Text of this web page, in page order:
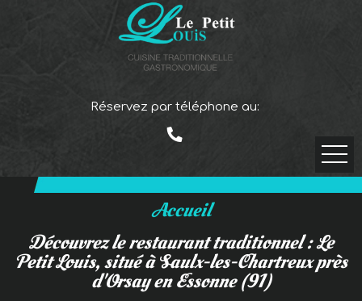
Réservez par téléphone au:
Accueil
Découvrez le restaurant traditionnel : Le
Petit Louis, situé à Saulx-les-Chartreux près
d'Orsay en Essonne (91)